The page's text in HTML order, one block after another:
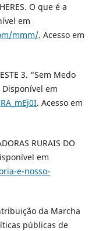
O que é a
em
mmm/. Acesso em
3. “Sem Medo
em
. Acesso em
RURAIS DO
em
e-nosso-
da Marcha
públicas de